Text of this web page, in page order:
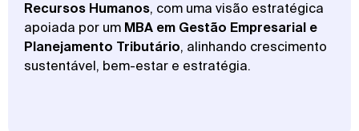
Recursos Humanos, com uma visão estratégica
apoiada por um MBA em Gestão Empresarial e
Planejamento Tributário, alinhando crescimento
sustentável, bem-estar e estratégia.